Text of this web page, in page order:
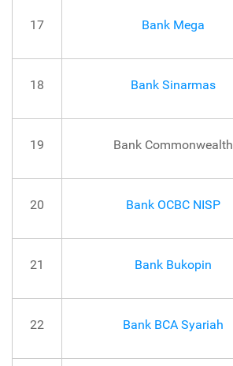
17 Bank Mega
18 Bank Sinarmas
19 Bank Commonwealth
20 Bank OCBC NISP
21 Bank Bukopin
22 Bank BCA Syariah